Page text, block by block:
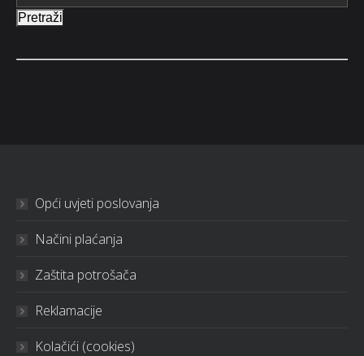
Pretraži
Opći uvjeti poslovanja
Načini plaćanja
Zaštita potrošača
Reklamacije
Kolačići (cookies)